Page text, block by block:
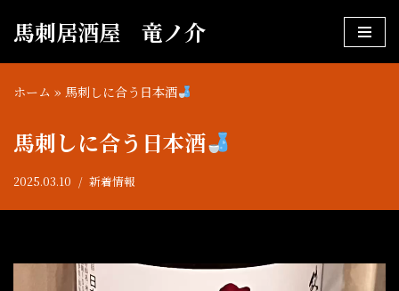
テ
ツ
ス
馬刺居酒屋 竜ノ介
ホーム » 馬刺しに合う日本酒
馬刺しに合う日本酒
2025.03.10 新着情報